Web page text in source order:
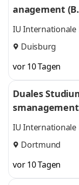
anagement
IU Internationale
Duisburg
vor 10 Tagen
Duales
l
IU Internationale
Dortmund
vor 10 Tagen